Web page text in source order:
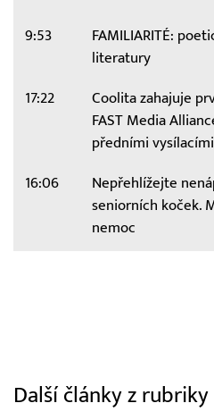
9:53
FAMILIARITÉ:
literatury
17:22
Coolita zahajuje
FAST Media
předními
16:06
Nepřehlížejte
seniorních koček.
nemoc
Další články z rubriky